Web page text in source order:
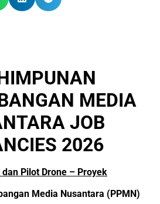
MEDIA
JOB
2026
Pilot Drone – Proyek
Media Nusantara (PPMN)